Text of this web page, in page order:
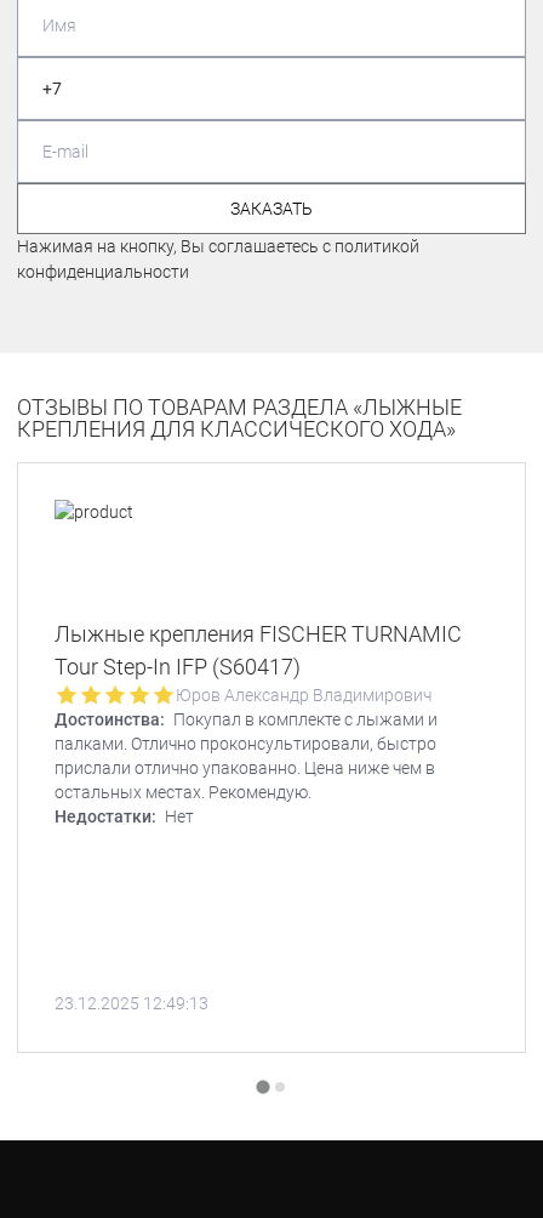
ЗАКАЗАТЬ
Нажимая на кнопку, Вы соглашаетесь с политикой
конфиденциальности
ОТЗЫВЫ ПО ТОВАРАМ РАЗДЕЛА «ЛЫЖНЫЕ
КРЕПЛЕНИЯ ДЛЯ КЛАССИЧЕСКОГО ХОДА»
Лыжные крепления FISCHER TURNAMIC
Tour Step-In IFP (S60417)
Юров Александр Владимирович
Достоинства:
палками. Отлично проконсультировали, быстро
прислали отлично упакованно. Цена ниже чем в
остальных местах. Рекомендую.
Недостатки: Нет
23.12.2025 12:49:13